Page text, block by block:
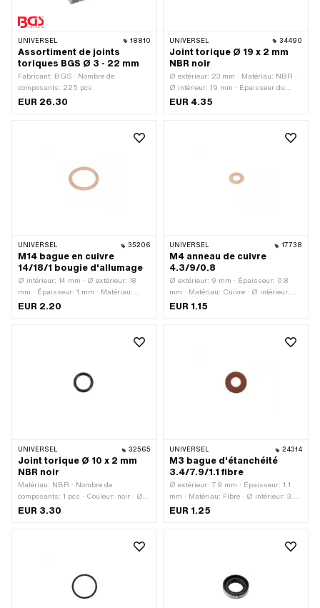
UNIVERSEL 18810
Assortiment de joints
toriques BGS Ø 3 - 22 mm
Fabricant: BGS · Nombre de
composants: 225 pcs
EUR 26.30
UNIVERSEL 34490
Joint torique Ø 19 x 2 mm
NBR noir
Ø extérieur: 23 mm · Matériau: NBR ·
Ø intérieur: 19 mm · Épaisseur du
cordon: 2 mm · Dureté: 70 Shore
EUR 4.35
UNIVERSEL 35206
M14 bague en cuivre
14/18/1 bougie d'allumage
Ø intérieur: 14 mm · Ø extérieur: 18
mm · Épaisseur: 1 mm · Matériau:
Cuivre
EUR 2.20
UNIVERSEL 17738
M4 anneau de cuivre
4.3/9/0.8
Ø extérieur: 9 mm · Épaisseur: 0.8
mm · Matériau: Cuivre · Ø intérieur:
4.3 mm
EUR 1.15
UNIVERSEL 32565
Joint torique Ø 10 x 2 mm
NBR noir
Matériau: NBR · Nombre de
composants: 1 pcs · Couleur: noir · Ø
intérieur: 10 mm · Épaisseur du
EUR 3.30
UNIVERSEL 24314
M3 bague d'étanchéité
3.4/7.9/1.1 fibre
Ø extérieur: 7.9 mm · Épaisseur: 1.1
mm · Matériau: Fibre · Ø intérieur: 3.4
mm
EUR 1.25